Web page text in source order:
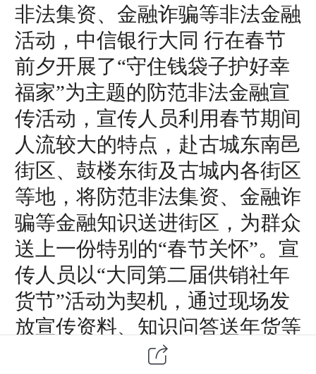
非法集资、 金融诈骗等非法金融
活动 ， 中信银行大同 行在春节
前夕开展了“守住钱袋子护好幸
福家”为主题的防范非法金融宣
传活动，宣传人员利用春节期间
人流较大的特点，赴古城东南邑
街区、鼓楼东街及古城内各街区
等地 ，将防范非法集资、金融诈
骗等金融知识送进街区，为群众
送上一份特别的“春节关怀”。 宣
传人员以“大同第二届供销社年
货节”活动为契机，通过现场发
放宣传资料、知识问答送年货等
方式，向来往游客及周边群众普